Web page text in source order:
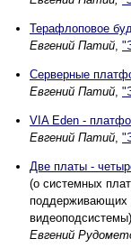
Терафлоповое
Евгений Патий,
Серверные
Евгений Патий,
VIA Eden -
Евгений Патий,
Две платы -
(о системных
поддерживающих
видеоподсистемы)
Евгений